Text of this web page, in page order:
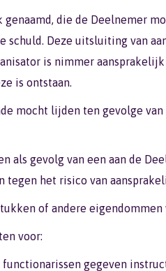
die de Deelnemer
schuld. Deze uitsluiting van
is nimmer
is ontstaan.
mocht lijden ten gevolge
als gevolg van een aan de
het risico van
of andere eigendommen
voor:
gegeven